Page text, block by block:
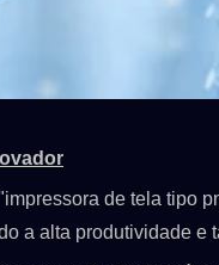
de tela tipo
a alta produtividade e